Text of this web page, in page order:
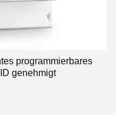
programmierbares
genehmigt